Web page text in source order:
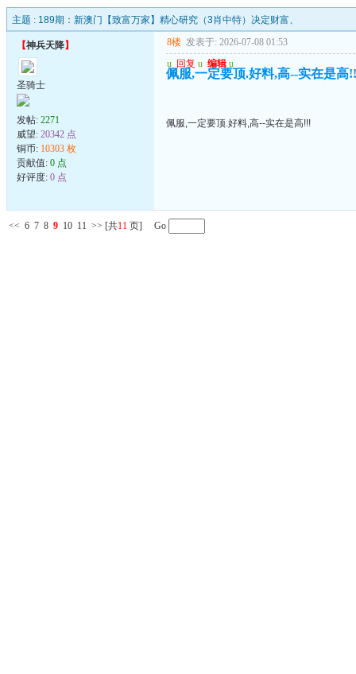
主题 : 189期：新澳门【致富万家】精心研究（3肖中特）决定财富、
【神兵天降】
圣骑士
发帖: 2271
威望: 20342 点
铜币: 10303 枚
贡献值: 0 点
好评度: 0 点
8楼 发表于: 2026-07-08 01:53
u 回复 u 编辑 u
佩服,一定要顶.好料,高--实在是高
佩服,一定要顶.好料,高--实在是高!!!
<< 6 7 8 9 10 11 >> [共11 页] Go